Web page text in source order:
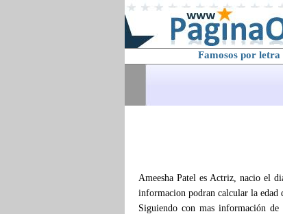
Famosos por
Ameesha Patel es Actriz, nacio el
informacion podran calcular la edad
Siguiendo con mas información de